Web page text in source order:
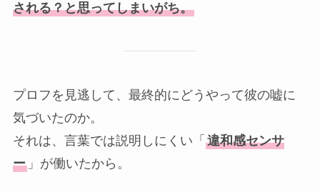
される？と思ってしまいがち。
プロフを見逃して、最終的にどうやって彼の嘘に
気づいたのか。
それは、言葉では説明しにくい「 違和感センサ
ー」が働いたから。